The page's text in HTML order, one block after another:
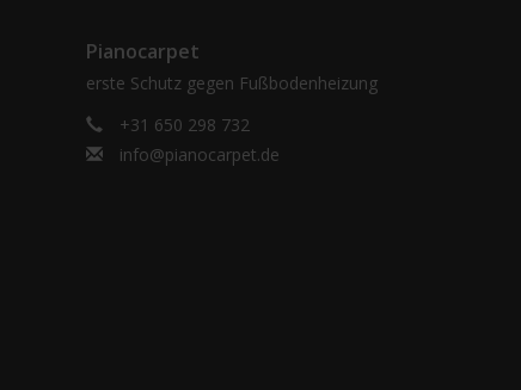
Pianocarpet
erste Schutz gegen Fußbodenheizung
+31 650 298 732
info@pianocarpet.de